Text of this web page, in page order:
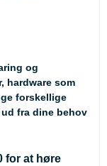
og
hardware som
forskellige
fra dine behov
for at høre